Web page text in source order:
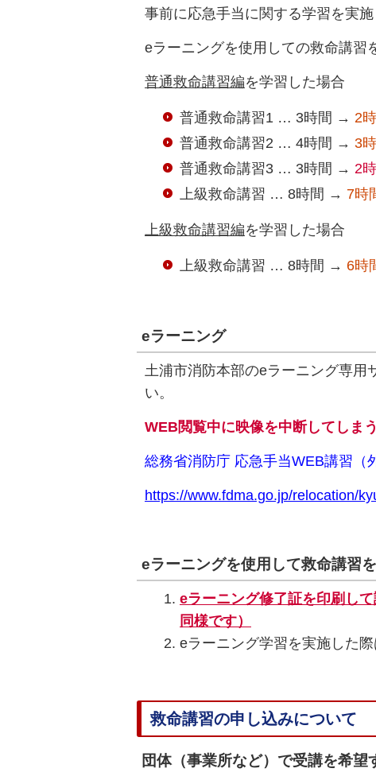
事前に応急手当に関する学習を実
eラーニングを使用しての救命講習
普通救命講習編を学習した場合
普通救命講習1 … 3時間 → 2
普通救命講習2 … 4時間 → 3
普通救命講習3 … 3時間 → 2
上級救命講習 … 8時間 → 7時
上級救命講習編を学習した場合
上級救命講習 … 8時間 → 6時
eラーニング
土浦市消防本部のeラーニング専用
い。
WEB閲覧中に映像を中断してしま
総務省消防庁 応急手当WEB講習（
https://www.fdma.go.jp/relocation/
eラーニングを使用して救命講習
eラーニング修了証を印刷し
同様です）
eラーニング学習を実施した
救命講習の申し込みについて
団体（事業所など）で受講を希望